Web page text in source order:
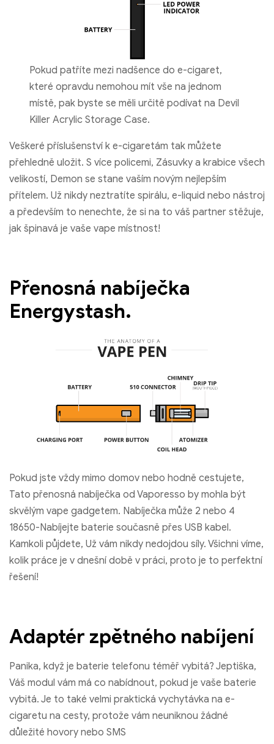
Pokud patříte mezi nadšence do e-cigaret,
které opravdu nemohou mít vše na jednom
místě, pak byste se měli určitě podívat na Devil
Killer Acrylic Storage Case.
Veškeré příslušenství k e-cigaretám tak můžete
přehledně uložit. S více policemi, Zásuvky a krabice všech
velikostí, Demon se stane vaším novým nejlepším
přítelem. Už nikdy neztratíte spirálu, e-liquid nebo nástroj
a především to nenechte, že si na to váš partner stěžuje,
jak špinavá je vaše vape místnost!
Přenosná nabíječka
Energystash.
Pokud jste vždy mimo domov nebo hodně cestujete,
Tato přenosná nabíječka od Vaporesso by mohla být
skvělým vape gadgetem. Nabíječka může 2 nebo 4
18650-Nabíjejte baterie současně přes USB kabel.
Kamkoli půjdete, Už vám nikdy nedojdou síly. Všichni víme,
kolik práce je v dnešní době v práci, proto je to perfektní
řešení!
Adaptér zpětného nabíjení
Panika, když je baterie telefonu téměř vybitá? Jeptiška,
Váš modul vám má co nabídnout, pokud je vaše baterie
vybitá. Je to také velmi praktická vychytávka na e-
cigaretu na cesty, protože vám neuniknou žádné
důležité hovory nebo SMS